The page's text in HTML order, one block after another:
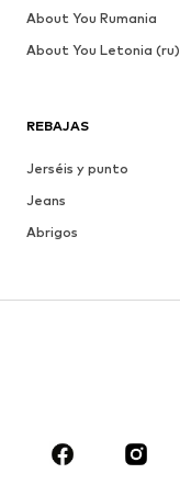
REBAJAS
Jerséis y punto
Jeans
Abrigos
Faldas
Zapatos
About You Rumania
About You Letonia (ru)